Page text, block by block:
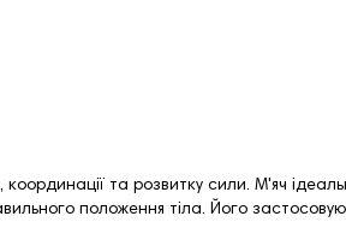
та розвитку сили. М'яч
положення тіла. Його